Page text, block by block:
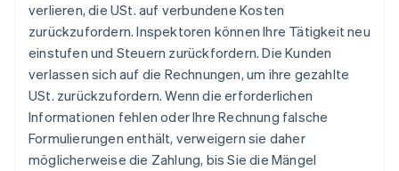
verlieren, die USt. auf verbundene Kosten
zurückzufordern. Inspektoren können Ihre Tätigkeit neu
einstufen und Steuern zurückfordern. Die Kunden
verlassen sich auf die Rechnungen, um ihre gezahlte
USt. zurückzufordern. Wenn die erforderlichen
Informationen fehlen oder Ihre Rechnung falsche
Formulierungen enthält, verweigern sie daher
möglicherweise die Zahlung, bis Sie die Mängel